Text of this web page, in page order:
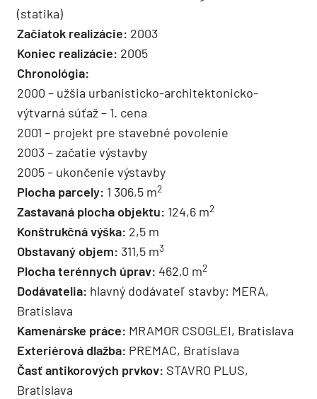
(statika)
Začiatok realizácie: 2003
Koniec realizácie: 2005
Chronológia:
2000 – užšia urbanisticko-architektonicko-
výtvarná súťaž – 1. cena
2001 – projekt pre stavebné povolenie
2003 – začatie výstavby
2005 – ukončenie výstavby
Plocha parcely: 1 306,5 m2
Zastavaná plocha objektu: 124,6 m2
Konštrukčná výška: 2,5 m
Obstavaný objem: 311,5 m3
Plocha terénnych úprav: 462,0 m2
Dodávatelia: hlavný dodávateľ stavby: MERA,
Bratislava
Kamenárske práce: MRAMOR CSOGLEI, Bratislava
Exteriérová dlažba: PREMAC, Bratislava
Časť antikorových prvkov: STAVRO PLUS,
Bratislava